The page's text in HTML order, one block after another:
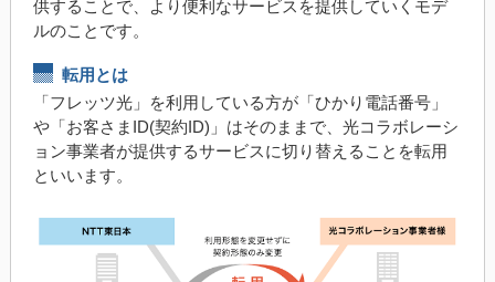
供することで、より便利なサービスを提供していくモデ
ルのことです。
転用とは
「フレッツ光」を利用している方が「ひかり電話番号」
や「お客さまID(契約ID)」はそのままで、光コラボレーシ
ョン事業者が提供するサービスに切り替えることを転用
といいます。